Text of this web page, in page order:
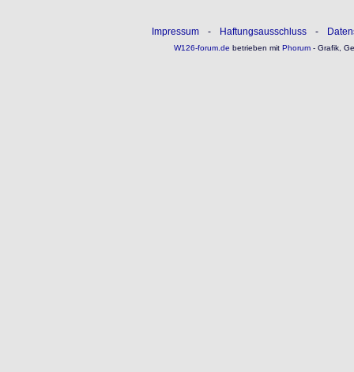
Impressum - Haftungsausschluss -
W126-forum.de betrieben mitPhorum- Grafik,